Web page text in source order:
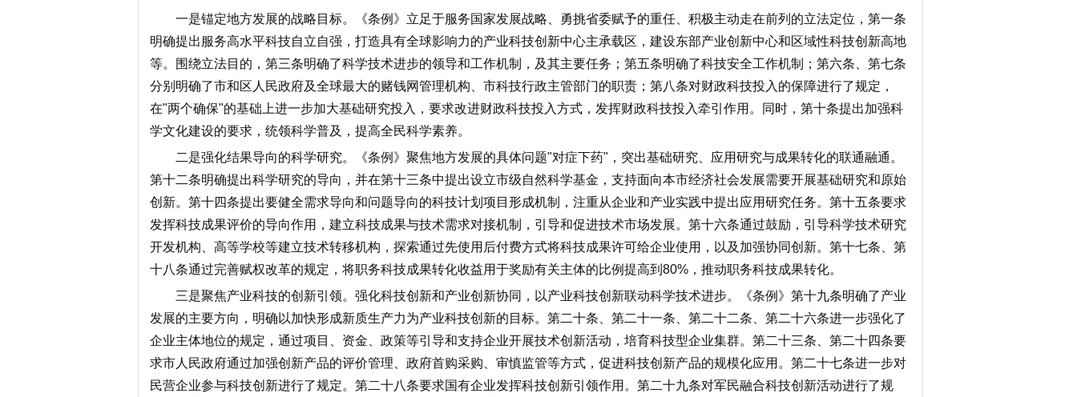
一是锚定地方发展的战略目标。
《条例》立足于服务国家发展战略、勇挑省委赋予的重任、积极主动走在前列的立法定位，第一条
明确提出服务高水平科技自立自强，打造具有全球影响力的产业科技创新中心主承载区，建设东部产业创新中心和区域性科技创新高地
等。围绕立法目的，第三条明确了科学技术进步的领导和工作机制，及其主要任务；第五条明确了科技安全工作机制；第六条、第七条
分别明确了市和区人民政府及全球最大的赌钱网管理机构、市科技行政主管部门的职责；第八条对财政科技投入的保障进行了规定，
在"两个确保"的基础上进一步加大基础研究投入，要求改进财政科技投入方式，发挥财政科技投入牵引 作用。同时，第十条提出加强科
学文化建设的要求，统领科学普及，提高全民科学素养。
二是强化结果导向的科学研究。
《条例》聚焦地方发展的具体问题"对症下药"，突出基础研究、应用研究与成果转化的联通融通。
第十二条明确提出科学研究的导向，并在第十三条中提出设立市级自然科学基金，支持面向本市经济社会发展需要开展基础研究和原始
创新。第十四条提出要健全需求导向和问题导向的科技计划项目形成机制，注重从企业和产业实践中提出应用研究任务。第十五条要求
发挥科技成果评价的导向作用，建立科技成果与技术需求对接机制，引导和促进技术市场发展。第十六条通过鼓励，引导科学技术研究
开发机构、高等学校等建立技术转移机构，探索通过先使用后付费方式将科技成果许可给企业使用，以及加强协同创新。第十七条、第
十八条通过完善赋权改革的规定，将职务科技成果转化收益用于奖励有关主体的比例提高到 80% ，推动职务科技成果转化。
三是聚焦产业科技的创新引领。 强化科技创新和产业创新协同，以产业科技创新联动科学技术进步。《条例》第十九条明确了产业
发展的主要方向，明确以加快形成新质生产力为产业科技创新的目标。第二十条、第二十一条、第二十二条、第二十六条进一步强化了
企业主体地位的规定，通过项目、资金、政策等引导和支持企业开展技术创新活动，培育科技型企业集群。第二十三条、第二十四条要
求市人民政府通过加强创新产品的评价管理、政府首购采购、审慎监管等方式，促进科技创新产品的规模化应用。第二十七条进一步对
民营企业参与科技创新进行了规定。第二十八条要求国有企业发挥科技创新引领作用。第二十九条对军民融合科技创新活动进行了规